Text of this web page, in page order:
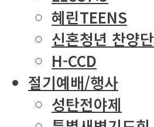
혜린TEENS
신혼청년 찬양단
H-CCD
절기예배/행사
성탄전야제